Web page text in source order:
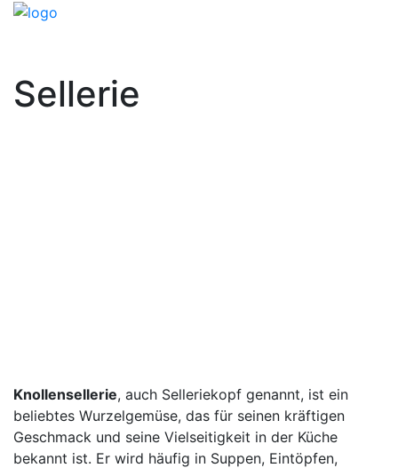
Sellerie
Knollensellerie, auch Selleriekopf genannt, ist ein
beliebtes Wurzelgemüse, das für seinen kräftigen
Geschmack und seine Vielseitigkeit in der Küche
bekannt ist. Er wird häufig in Suppen, Eintöpfen,